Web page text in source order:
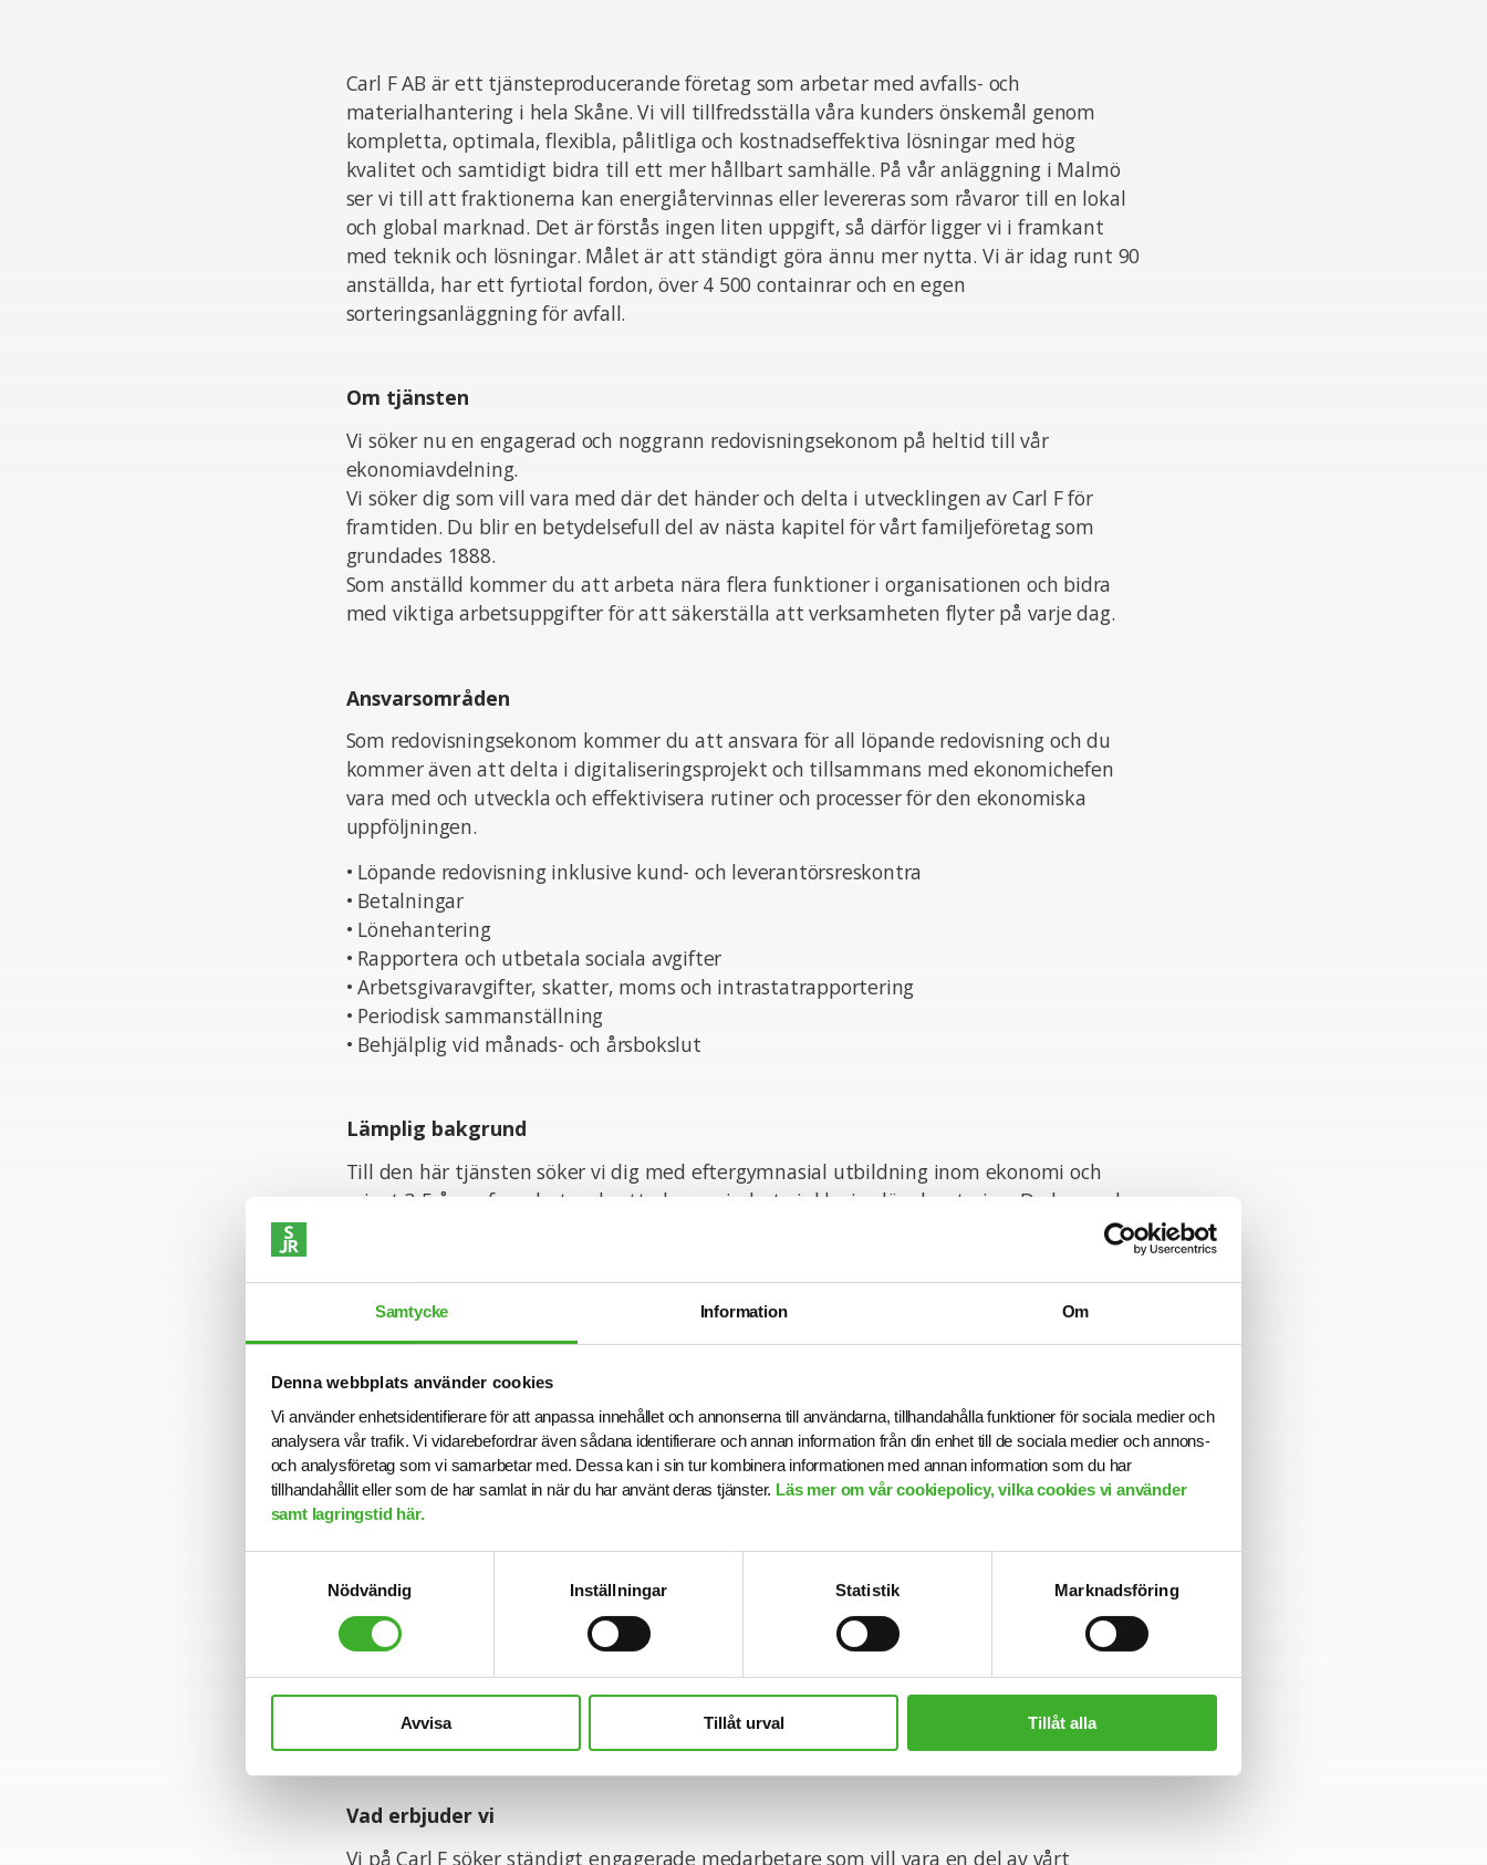
Samtycke Information Om
Denna webbplats använder cookies
Vi använder enhetsidentifierare för att anpassa innehållet och annonserna till användarna, tillhandahålla funktioner för sociala medier och
analysera vår trafik. Vi vidarebefordrar även sådana identifierare och annan information från din enhet till de sociala medier och annons-
och analysföretag som vi samarbetar med. Dessa kan i sin tur kombinera informationen med annan information som du har
tillhandahållit eller som de har samlat in när du har använt deras tjänster. Läs mer om vår cookiepolicy, vilka cookies vi använder
samt lagringstid här.
Nödvändig
Inställningar Statistik Marknadsföring
Avvisa Tillåt urval Tillåt alla
Carl F AB är ett tjänsteproducerande företag som arbetar med avfalls- och
materialhantering i hela Skåne. Vi vill tillfredsställa våra kunders önskemål genom
kompletta, optimala, flexibla, pålitliga och kostnadseffektiva lösningar med hög
kvalitet och samtidigt bidra till ett mer hållbart samhälle. På vår anläggning i Malmö
ser vi till att fraktionerna kan energiåtervinnas eller levereras som råvaror till en lokal
och global marknad. Det är förstås ingen liten uppgift, så därför ligger vi i framkant
med teknik och lösningar. Målet är att ständigt göra ännu mer nytta. Vi är idag runt 90
anställda, har ett fyrtiotal fordon, över 4 500 containrar och en egen
sorteringsanläggning för avfall.
Om tjänsten
Vi söker nu en engagerad och noggrann redovisningsekonom på heltid till vår
ekonomiavdelning.
Vi söker dig som vill vara med där det händer och delta i utvecklingen av Carl F för
framtiden. Du blir en betydelsefull del av nästa kapitel för vårt familjeföretag som
grundades 1888.
Som anställd kommer du att arbeta nära flera funktioner i organisationen och bidra
med viktiga arbetsuppgifter för att säkerställa att verksamheten flyter på varje dag.
Ansvarsområden
Som redovisningsekonom kommer du att ansvara för all löpande redovisning och du
kommer även att delta i digitaliseringsprojekt och tillsammans med ekonomichefen
vara med och utveckla och effektivisera rutiner och processer för den ekonomiska
uppföljningen.
• Löpande redovisning inklusive kund- och leverantörsreskontra
• Betalningar
• Lönehantering
• Rapportera och utbetala sociala avgifter
• Arbetsgivaravgifter, skatter, moms och intrastatrapportering
• Periodisk sammanställning
• Behjälplig vid månads- och årsbokslut
Lämplig bakgrund
Till den här tjänsten söker vi dig med eftergymnasial utbildning inom ekonomi och
minst 3-5 års erfarenhet av brett ekonomiarbete inklusive lönehantering. Du har god
förståelse för helheten på en ekonomiavdelning och är trygg i dina kunskaper. Du är
även erfarenhet av något större ERP system.
Personliga egenskaper
För att trivas i denna roll så är du är prestigelös och nyfiken och du gillar att bygga
starka relationer med arbetskamrater och kunder. Du drivs av att vara med och
påverka och förbättra och räds inte att våga utmana och bli utmanad.
Då tjänsten innebär mycket kontakter både internt och externt bör du vara social och
kunna kommunicera på flytande svenska och gärna även engelska. Egna initiativ inom
ramarna för rollen uppmuntras samt att man är villig att söka sig utanför ramarna om
behovet finns.
Vi är en mångkulturell organisation där vi gärna ser sökande av båda könen och där
ålder bara är en siffra på pappret.
Då Carl F är en sportintresserad organisation är det trevligt om du har ett
idrottsintresse och tycker du även att miljöfrågor är intressanta och vill göra skillnad är
det ett extra plus.
Vad erbjuder vi
Vi på Carl F söker ständigt engagerade medarbetare som vill vara en del av vårt